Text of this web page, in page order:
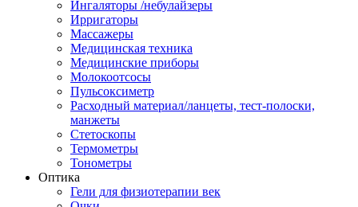
Ингаляторы /небулайзеры
Ирригаторы
Массажеры
Медицинская техника
Медицинские приборы
Молокоотсосы
Пульсоксиметр
Расходный материал/ланцеты, тест-полоски,
манжеты
Стетоскопы
Термометры
Тонометры
Оптика
Гели для физиотерапии век